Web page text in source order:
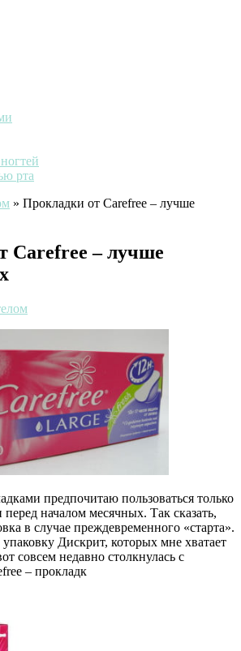
рта
» Прокладки от Carefree – лучше
Carefree – лучше
предпочитаю пользоваться только
началом месячных. Так сказать,
в случае преждевременного «старта».
Дискрит, которых мне хватает
совсем недавно столкнулась с
– прокладк